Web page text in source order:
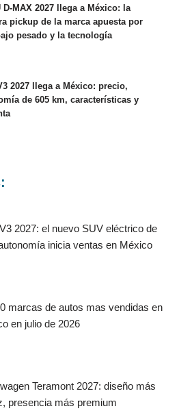
D-MAX 2027 llega a México: la
pickup de la marca apuesta por
pesado y la tecnología
2027 llega a México: precio,
de 605 km, características y
2027: el nuevo SUV eléctrico de
inicia ventas en México
marcas de autos mas vendidas en
en julio de 2026
Teramont 2027: diseño más
presencia más premium